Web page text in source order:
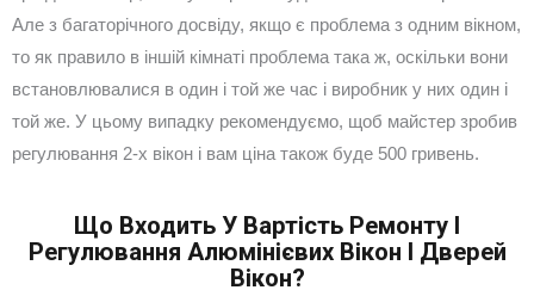
Але з багаторічного досвіду, якщо є проблема з одним вікном,
то як правило в іншій кімнаті проблема така ж, оскільки вони
встановлювалися в один і той же час і виробник у них один і
той же. У цьому випадку рекомендуємо, щоб майстер зробив
регулювання 2-х вікон і вам ціна також буде 500 гривень.
Що Входить У Вартість Ремонту І
Регулювання Алюмінієвих Вікон І Дверей
Вікон?